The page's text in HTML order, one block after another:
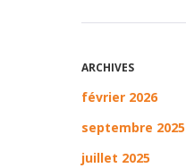
ARCHIVES
février 2026
septembre 2025
juillet 2025